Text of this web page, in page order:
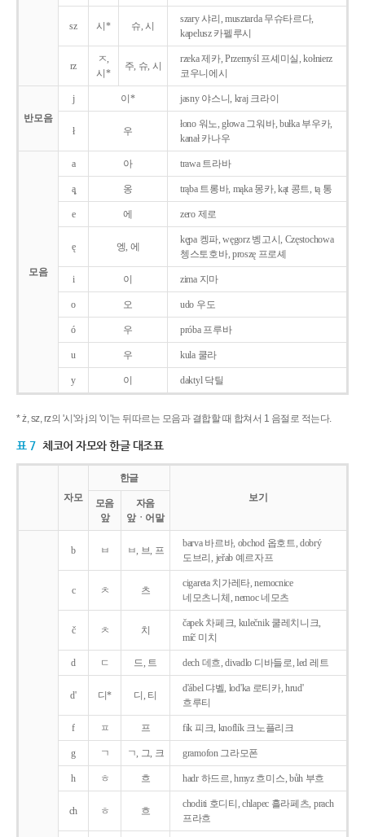
sz 시* 슈, 시
szary 샤리, musztarda 무슈타르다,
kapelusz 카펠루시
rz
ㅈ,
시*
주, 슈, 시
rzeka 제카, Przemyśl 프셰미실, kołnierz
코우니에시
반모음
j 이* jasny 야스니, kraj 크라이
ł 우
łono 워노, głowa 그워바, bułka 부우카,
kanał 카나우
모음
a 아 trawa 트라바
ą̨ 옹 trąba 트롱바, mąka 몽카, kąt 콩트, tą 통
e 에 zero 제로
ę 엥, 에
kępa 켕파, węgorz 벵고시, Częstochowa
쳉스토호바, proszę 프로셰
i 이 zima 지마
o 오 udo 우도
ó 우 próba 프루바
u 우 kula 쿨라
y 이 daktyl 닥틸
* ż, sz, rz의 '시'와 j의 '이'는 뒤따르는 모음과 결합할 때 합쳐서 1 음절로 적는다.
표 7 체코어 자모와 한글 대조표
자모
한글
보기
모음
앞
자음
앞ㆍ어말
b ㅂ ㅂ, 브, 프
barva 바르바, obchod 옵호트, dobrý
도브리, jeřab 예르자프
c ㅊ 츠
cigareta 치가레타, nemocnice
네모츠니체, nemoc 네모츠
č ㅊ 치
čapek 차페크, kulečnik 쿨레치니크,
míč 미치
d ㄷ 드, 트 dech 데흐, divadlo 디바들로, led 레트
d' 디* 디, 티
d'ábel 댜벨, lod'ka 로티카, hrud'
흐루티
f ㅍ 프 fík 피크, knoflík 크노플리크
g ㄱ ㄱ, 그, 크 gramofon 그라모폰
h ㅎ 흐 hadr 하드르, hmyz 흐미스, bůh 부흐
ch ㅎ 흐
choditi 호디티, chlapec 흘라페츠, prach
프라흐